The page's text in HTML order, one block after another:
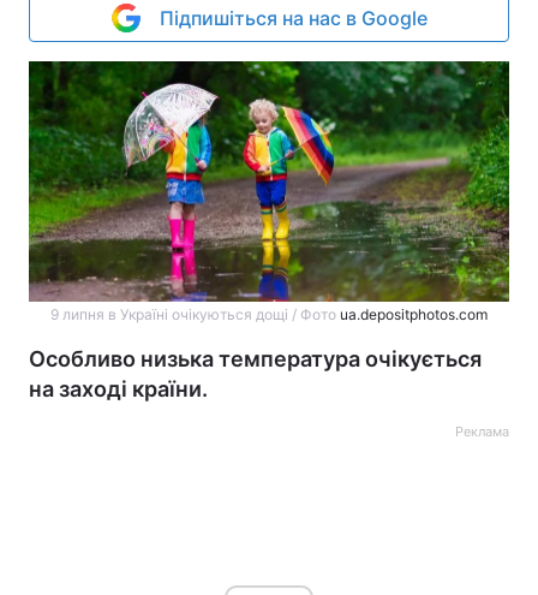
Підпишіться на нас в Google
9 липня в Україні очікуються дощі / Фото ua.depositphotos.com
Особливо низька температура очікується
на заході країни.
Реклама